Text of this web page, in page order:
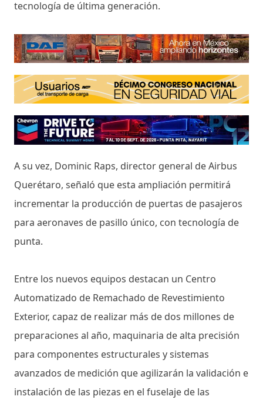
tecnología de última generación.
A su vez, Dominic Raps, director general de Airbus
Querétaro, señaló que esta ampliación permitirá
incrementar la producción de puertas de pasajeros
para aeronaves de pasillo único, con tecnología de
punta.
Entre los nuevos equipos destacan un Centro
Automatizado de Remachado de Revestimiento
Exterior, capaz de realizar más de dos millones de
preparaciones al año, maquinaria de alta precisión
para componentes estructurales y sistemas
avanzados de medición que agilizarán la validación e
instalación de las piezas en el fuselaje de las